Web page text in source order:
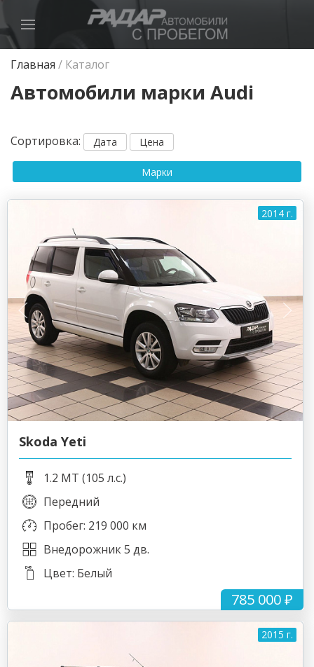
Главная / Каталог
Автомобили марки Audi
Сортировка: Дата Цена
Марки
2014 г.
785 000 ₽
Skoda Yeti
1.2 MT (105 л.с.)
Передний
Пробег: 219 000 км
Внедорожник 5 дв.
Цвет: Белый
2015 г.